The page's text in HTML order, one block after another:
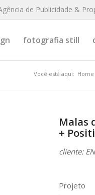
de Publicidade &
fotografia still
Você está aqui: Home
Malas
+
cliente:
Projeto